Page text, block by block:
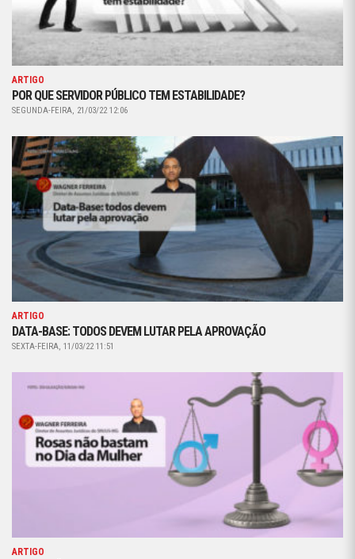
ARTIGO
POR QUE SERVIDOR PÚBLICO TEM ESTABILIDADE?
SEGUNDA-FEIRA, 21/03/22 12:06
ARTIGO
DATA-BASE: TODOS DEVEM LUTAR PELA APROVAÇÃO
SEXTA-FEIRA, 11/03/22 11:51
ARTIGO